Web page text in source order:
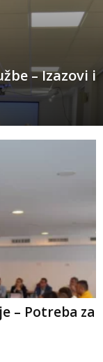
– Izazovi i
– Potreba za